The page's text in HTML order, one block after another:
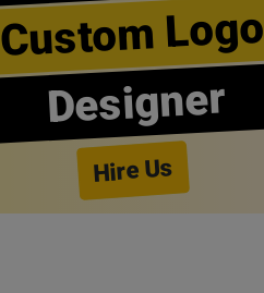
Custom Logo
Designer
Hire Us